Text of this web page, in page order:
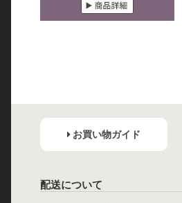
お買い物ガイド
配送について